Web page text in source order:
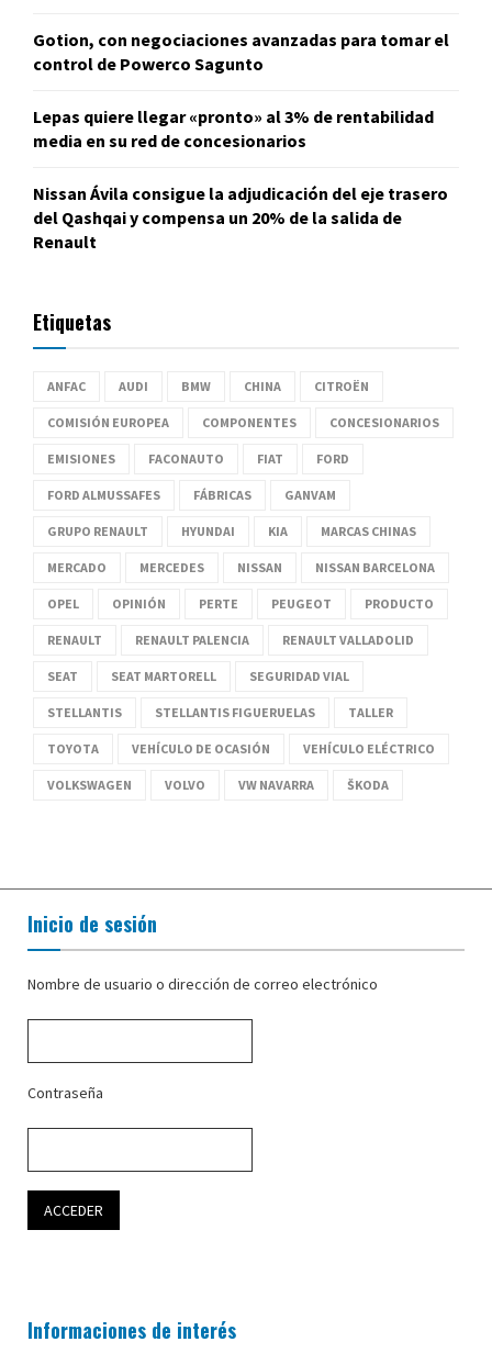
Gotion, con negociaciones avanzadas para tomar el
control de Powerco Sagunto
Lepas quiere llegar «pronto» al 3% de rentabilidad
media en su red de concesionarios
Nissan Ávila consigue la adjudicación del eje trasero
del Qashqai y compensa un 20% de la salida de
Renault
Etiquetas
ANFAC AUDI BMW CHINA CITROËN
COMISIÓN EUROPEA COMPONENTES CONCESIONARIOS
EMISIONES FACONAUTO FIAT FORD
FORD ALMUSSAFES FÁBRICAS GANVAM
GRUPO RENAULT HYUNDAI KIA MARCAS CHINAS
MERCADO MERCEDES NISSAN NISSAN BARCELONA
OPEL OPINIÓN PERTE PEUGEOT PRODUCTO
RENAULT RENAULT PALENCIA RENAULT VALLADOLID
SEAT SEAT MARTORELL SEGURIDAD VIAL
STELLANTIS STELLANTIS FIGUERUELAS TALLER
TOYOTA VEHÍCULO DE OCASIÓN VEHÍCULO ELÉCTRICO
VOLKSWAGEN VOLVO VW NAVARRA ŠKODA
Inicio de sesión
Nombre de usuario o dirección de correo electrónico
Contraseña
Informaciones de interés